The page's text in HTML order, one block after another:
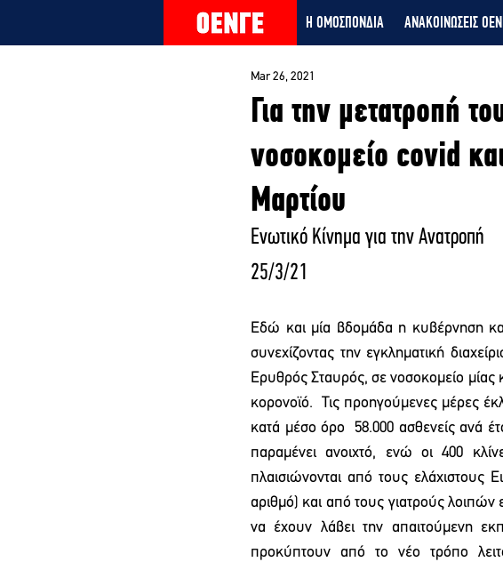
Η ΟΜΟΣΠΟΝΔΙΑ ΑΝΑΚΟΙΝΩΣΕΙΣ
Για την μετατροπή
νοσοκομείο covid
Μαρτίου
Mar 26, 2021
Ενωτικό Κίνημα για την Ανατροπή
25/3/21
Εδώ και μία βδομάδα η κυβέρνηση
συνεχίζοντας την εγκληματική
Ερυθρός Σταυρός, σε νοσοκομείο μίας
κορονοϊό.  Τις προηγούμενες μέρες
κατά μέσο όρο  58.000 ασθενείς ανά
παραμένει ανοιχτό, ενώ οι 400
πλαισιώνονται από τους
αριθμό) και από τους γιατρούς λοιπών
να έχουν λάβει την απαιτούμενη
προκύπτουν από το νέο τρόπο